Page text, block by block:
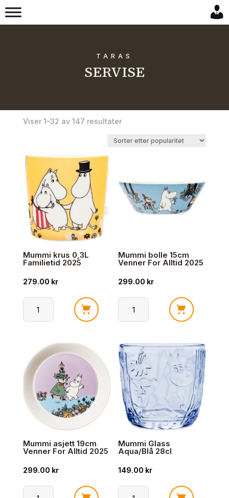
TARAS
SERVISE
Viser 1–32 av 147 resultaterSortert
propularitet
Mummi krus 0,3L
Familietid 2025
279.00 kr
Mummi
Familietid
2025
antall
Mummi bolle 15cm
Venner For Alltid 2025
299.00 kr
Mummi
15cm
Venner
For
Alltid
2025
antall
Mummi asjett 19cm
Venner For Alltid 2025
299.00 kr
Mummi Glass
Aqua/Blå 28cl
149.00 kr